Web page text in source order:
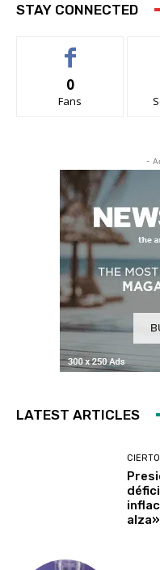
STAY CONNECTED
0
Fans
-
LATEST ARTICLES
CIERTO